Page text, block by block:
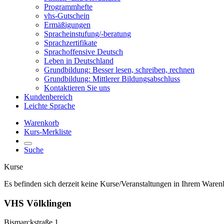
Programmhefte
vhs-Gutschein
Ermäßigungen
Spracheinstufung/-beratung
Sprachzertifikate
Sprachoffensive Deutsch
Leben in Deutschland
Grundbildung: Besser lesen, schreiben, rechnen
Grundbildung: Mittlerer Bildungsabschluss
Kontaktieren Sie uns
Kundenbereich
Leichte Sprache
Warenkorb
Kurs-Merkliste
Suche
Kurse
Es befinden sich derzeit keine Kurse/Veranstaltungen in Ihrem
VHS Völklingen